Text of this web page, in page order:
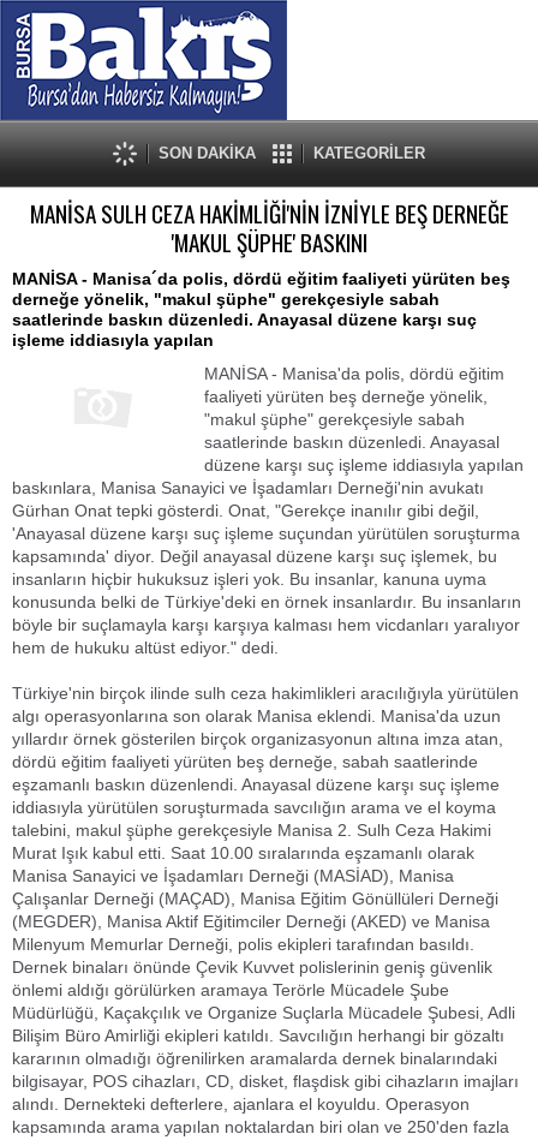
SON DAKİKA KATEGORİLER
MANİSA SULH CEZA HAKİMLİĞİ'NİN İZNİYLE BEŞ DERNEĞE
'MAKUL ŞÜPHE' BASKINI
MANİSA - Manisa´da polis, dördü eğitim faaliyeti yürüten beş
derneğe yönelik, "makul şüphe" gerekçesiyle sabah
saatlerinde baskın düzenledi. Anayasal düzene karşı suç
işleme iddiasıyla yapılan
MANİSA - Manisa'da polis, dördü eğitim
faaliyeti yürüten beş derneğe yönelik,
"makul şüphe" gerekçesiyle sabah
saatlerinde baskın düzenledi. Anayasal
düzene karşı suç işleme iddiasıyla yapılan
baskınlara, Manisa Sanayici ve İşadamları Derneği'nin avukatı
Gürhan Onat tepki gösterdi. Onat, "Gerekçe inanılır gibi değil,
'Anayasal düzene karşı suç işleme suçundan yürütülen soruşturma
kapsamında' diyor. Değil anayasal düzene karşı suç işlemek, bu
insanların hiçbir hukuksuz işleri yok. Bu insanlar, kanuna uyma
konusunda belki de Türkiye'deki en örnek insanlardır. Bu insanların
böyle bir suçlamayla karşı karşıya kalması hem vicdanları yaralıyor
hem de hukuku altüst ediyor." dedi.
Türkiye'nin birçok ilinde sulh ceza hakimlikleri aracılığıyla yürütülen
algı operasyonlarına son olarak Manisa eklendi. Manisa'da uzun
yıllardır örnek gösterilen birçok organizasyonun altına imza atan,
dördü eğitim faaliyeti yürüten beş derneğe, sabah saatlerinde
eşzamanlı baskın düzenlendi. Anayasal düzene karşı suç işleme
iddiasıyla yürütülen soruşturmada savcılığın arama ve el koyma
talebini, makul şüphe gerekçesiyle Manisa 2. Sulh Ceza Hakimi
Murat Işık kabul etti. Saat 10.00 sıralarında eşzamanlı olarak
Manisa Sanayici ve İşadamları Derneği (MASİAD), Manisa
Çalışanlar Derneği (MAÇAD), Manisa Eğitim Gönüllüleri Derneği
(MEGDER), Manisa Aktif Eğitimciler Derneği (AKED) ve Manisa
Milenyum Memurlar Derneği, polis ekipleri tarafından basıldı.
Dernek binaları önünde Çevik Kuvvet polislerinin geniş güvenlik
önlemi aldığı görülürken aramaya Terörle Mücadele Şube
Müdürlüğü, Kaçakçılık ve Organize Suçlarla Mücadele Şubesi, Adli
Bilişim Büro Amirliği ekipleri katıldı. Savcılığın herhangi bir gözaltı
kararının olmadığı öğrenilirken aramalarda dernek binalarındaki
bilgisayar, POS cihazları, CD, disket, flaşdisk gibi cihazların imajları
alındı. Dernekteki defterlere, ajanlara el koyuldu. Operasyon
kapsamında arama yapılan noktalardan biri olan ve 250'den fazla